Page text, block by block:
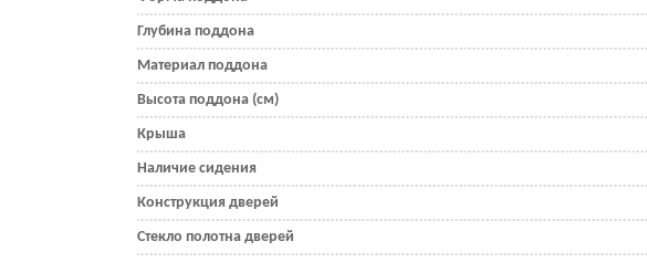
Глубина поддона
Материал поддона
Высота поддона (см)
Крыша
Наличие сидения
Конструкция дверей
Стекло полотна дверей